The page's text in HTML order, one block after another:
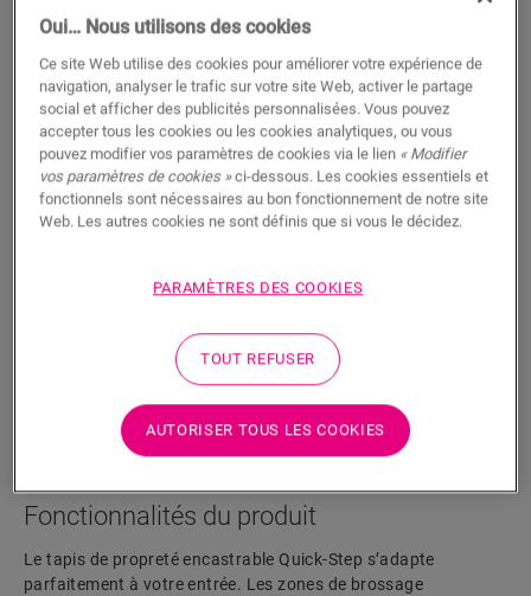
Paillasson
ACCESSOIRES POUR SOL STRATIFIÉ PAILLASSON QSDOORMAT
Absorbe l’eau et la saleté
RECHERCHER
Fonctionnalités du produit
Le tapis de propreté encastrable Quick-Step s’adapte
parfaitement à votre entrée. Les zones de brossage
Oui… Nous utilisons des cookies
Ce site Web utilise des cookies pour améliorer votre expérience de
navigation, analyser le trafic sur votre site Web, activer le partage
social et afficher des publicités personnalisées. Vous pouvez
accepter tous les cookies ou les cookies analytiques, ou vous
pouvez modifier vos paramètres de cookies via le lien « Modifier
vos paramètres de cookies »ci-dessous. Les cookies essentiels et
fonctionnels sont nécessaires au bon fonctionnement de notre site
Web. Les autres cookies ne sont définis que si vous le décidez.
PARAMÈTRES DES COOKIES
TOUT REFUSER
AUTORISER TOUS LES COOKIES